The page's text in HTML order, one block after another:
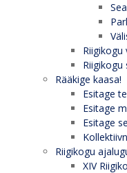
Riigikogu
Rääkige kaasa!
Esitage
Esitage
Esitage
Riigikogu
XIV